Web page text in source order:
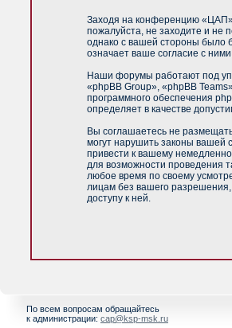
Заходя на конференцию
пожалуйста, не заходите и не
однако с вашей стороны было
означает ваше согласие с
Наши форумы работают под
«phpBB Group», «phpBB
программного обеспечения
определяет в качестве
Вы соглашаетесь не
могут нарушить законы вашей
привести к вашему
для возможности проведения
любое время по своему
лицам без вашего
доступу к ней.
По всем вопросам обращайтесь
к администрации: cap@ksp-msk.ru